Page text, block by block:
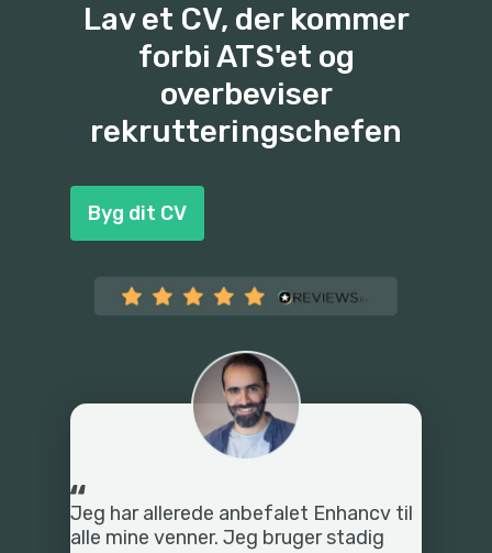
Jeg har allerede anbefalet Enhancv til
alle mine venner. Jeg bruger stadig
Lav et CV, der kommer
forbi ATS'et og
overbeviser
rekrutteringschefen
Byg dit CV